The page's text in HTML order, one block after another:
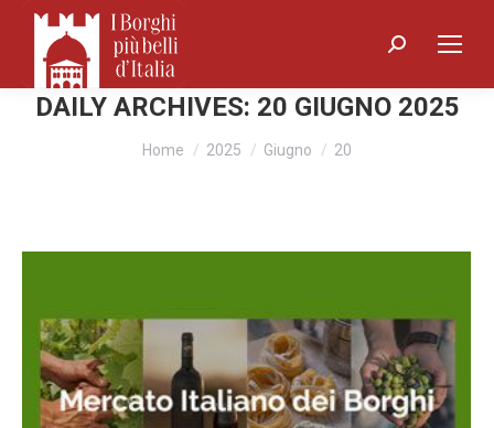
Search:
DAILY ARCHIVES: 20 GIUGNO 2025
You are here:
Home 2025 Giugno 20